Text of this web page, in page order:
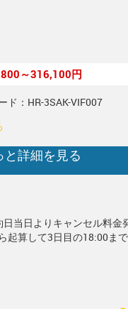
～316,100円
ド：HR-3SAK-VIF007
と詳細を見る
日当日よりキャンセル料金
起算して3日目の18:00ま